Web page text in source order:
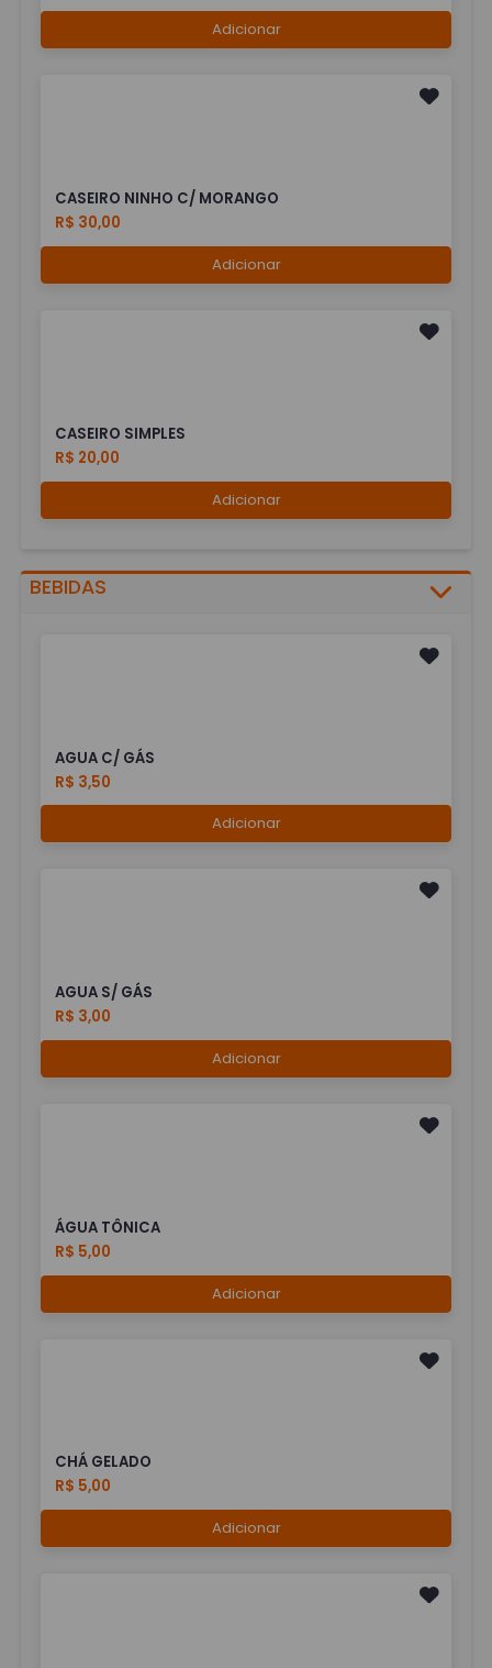
Adicionar
CASEIRO NINHO C/ MORANGO
R$ 30,00
Adicionar
CASEIRO SIMPLES
R$ 20,00
Adicionar
BEBIDAS
AGUA C/ GÁS
R$ 3,50
Adicionar
AGUA S/ GÁS
R$ 3,00
Adicionar
ÁGUA TÔNICA
R$ 5,00
Adicionar
CHÁ GELADO
R$ 5,00
Adicionar